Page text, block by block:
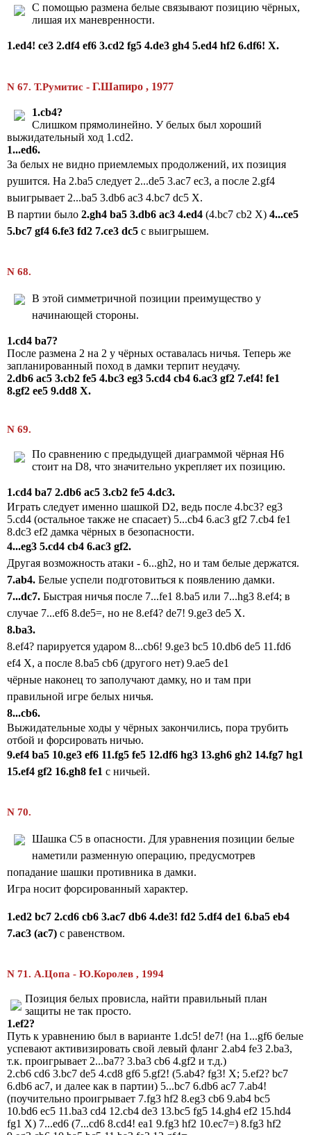
С помощью размена белые связывают позицию чёрных,
лишая их маневренности.
1.ed4! ce3 2.df4 ef6 3.cd2 fg5 4.de3 gh4 5.ed4 hf2 6.df6! X.
N 67. Т.Румитис - Г.Шапиро , 1977
1.cb4?
Слишком прямолинейно. У белых был хороший
выжидательный ход 1.cd2.
1...ed6.
За белых не видно приемлемых продолжений, их позиция
рушится. На 2.ba5 следует 2...de5 3.ac7 ec3, а после 2.gf4
выигрывает 2...ba5 3.db6 ac3 4.bc7 dc5 X.
В партии было 2.gh4 ba5 3.db6 ac3 4.ed4 (4.bc7 cb2 X) 4...ce5
5.bc7 gf4 6.fe3 fd2 7.ce3 dc5 с выигрышем.
N 68.
В этой симметричной позиции преимущество у
начинающей стороны.
1.cd4 ba7?
После размена 2 на 2 у чёрных оставалась ничья. Теперь же
запланированный поход в дамки терпит неудачу.
2.db6 ac5 3.cb2 fe5 4.bc3 eg3 5.cd4 cb4 6.ac3 gf2 7.ef4! fe1
8.gf2 ee5 9.dd8 X.
N 69.
По сравнению с предыдущей диаграммой чёрная H6
стоит на D8, что значительно укрепляет их позицию.
1.cd4 ba7 2.db6 ac5 3.cb2 fe5 4.dc3.
Играть следует именно шашкой D2, ведь после 4.bc3? eg3
5.cd4 (остальное также не спасает) 5...cb4 6.ac3 gf2 7.cb4 fe1
8.dc3 ef2 дамка чёрных в безопасности.
4...eg3 5.cd4 cb4 6.ac3 gf2.
Другая возможность атаки - 6...gh2, но и там белые держатся.
7.ab4. Белые успели подготовиться к появлению дамки.
7...dc7. Быстрая ничья после 7...fe1 8.ba5 или 7...hg3 8.ef4; в
случае 7...ef6 8.de5=, но не 8.ef4? de7! 9.ge3 de5 X.
8.ba3.
8.ef4? парируется ударом 8...cb6! 9.ge3 bc5 10.db6 de5 11.fd6
ef4 X, а после 8.ba5 cb6 (другого нет) 9.ae5 de1
чёрные наконец то заполучают дамку, но и там при
правильной игре белых ничья.
8...cb6.
Выжидательные ходы у чёрных закончились, пора трубить
отбой и форсировать ничью.
9.ef4 ba5 10.ge3 ef6 11.fg5 fe5 12.df6 hg3 13.gh6 gh2 14.fg7 hg1
15.ef4 gf2 16.gh8 fe1 с ничьей.
N 70.
Шашка C5 в опасности. Для уравнения позиции белые
наметили разменную операцию, предусмотрев
попадание шашки противника в дамки.
Игра носит форсированный характер.
1.ed2 bc7 2.cd6 cb6 3.ac7 db6 4.de3! fd2 5.df4 de1 6.ba5 eb4
7.ac3 (ac7) с равенством.
N 71. А.Цопа - Ю.Королев , 1994
Позиция белых провисла, найти правильный план
защиты не так просто.
1.ef2?
Путь к уравнению был в варианте 1.dc5! de7! (на 1...gf6 белые
успевают активизировать свой левый фланг 2.ab4 fe3 2.ba3,
т.к. проигрывает 2...ba7? 3.ba3 cb6 4.gf2 и т.д.)
2.cb6 cd6 3.bc7 de5 4.cd8 gf6 5.gf2! (5.ab4? fg3! X; 5.ef2? bc7
6.db6 ac7, и далее как в партии) 5...bc7 6.db6 ac7 7.ab4!
(поучительно проигрывает 7.fg3 hf2 8.eg3 cb6 9.ab4 bc5
10.bd6 ec5 11.ba3 cd4 12.cb4 de3 13.bc5 fg5 14.gh4 ef2 15.hd4
fg1 X) 7...ed6 (7...cd6 8.cd4! ea1 9.fg3 hf2 10.ec7=) 8.fg3 hf2